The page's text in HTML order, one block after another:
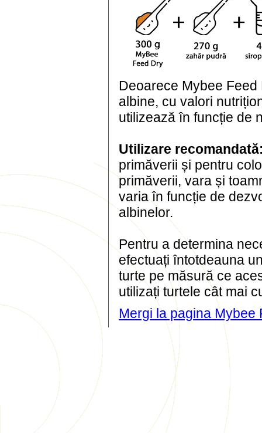
Deoarece Mybee
albine, cu valori
utilizează în funcție de
Utilizare
primăverii și pentru
primăverii, vara și
varia în funcție de
albinelor.
Pentru a determina
efectuați întotdeauna
turte pe măsură ce
utilizați turtele cât mai
Mergi la pagina Mybee